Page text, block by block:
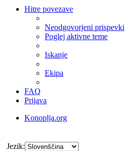
Hitre povezave
Neodgovorjeni prispevki
Poglej aktivne teme
Iskanje
Ekipa
FAQ
Prijava
Konoplja.org
Jezik: